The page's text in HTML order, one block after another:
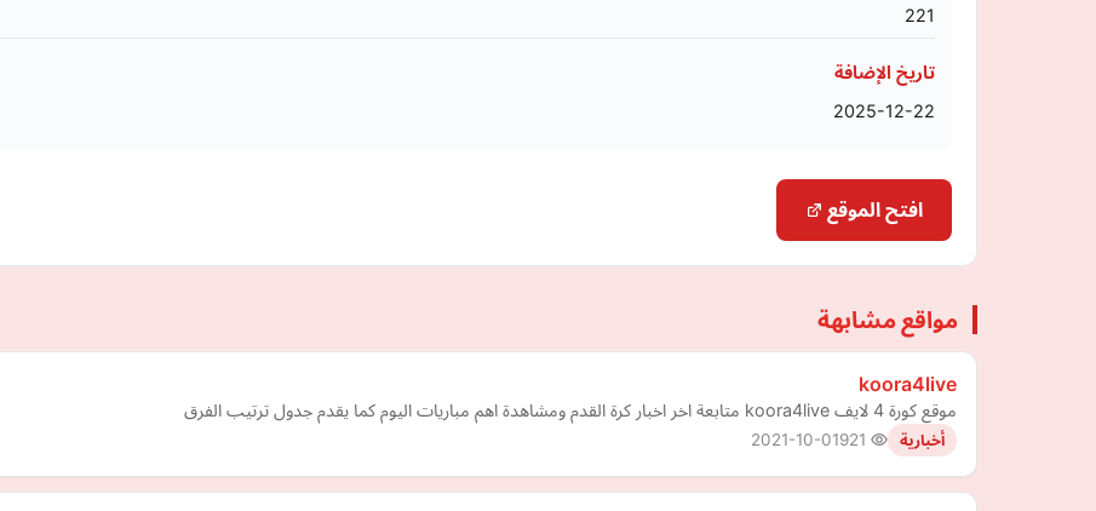
221
تاريخ الإضافة
2025-12-22
افتح الموقع
مواقع مشابهة
koora4live
موقع كورة 4 لايف koora4live متابعة اخر اخبار كرة القدم ومشاهدة اهم مباريات اليوم كما يقدم جدول ترتيب الفرق
أخبارية 2021-10-01